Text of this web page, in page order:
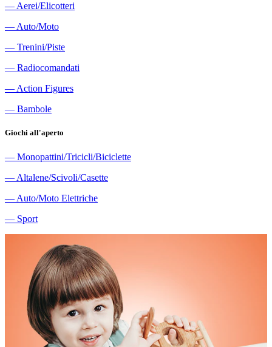
― Aerei/Elicotteri
― Auto/Moto
― Trenini/Piste
― Radiocomandati
― Action Figures
― Bambole
Giochi all'aperto
― Monopattini/Tricicli/Biciclette
― Altalene/Scivoli/Casette
― Auto/Moto Elettriche
― Sport